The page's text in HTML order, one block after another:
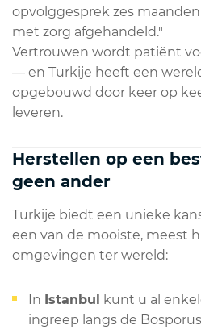
opvolggesprek zes
met zorg afgehandeld."
Vertrouwen wordt patiënt
— en Turkije heeft een
opgebouwd door keer op
leveren.
Herstellen op een
geen ander
Turkije biedt een unieke
een van de mooiste, meest
omgevingen ter wereld:
In Istanbul kunt u al
ingreep langs de